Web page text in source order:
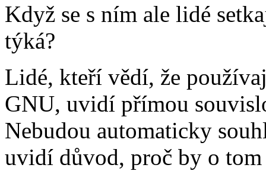
Když se s ním ale lidé
týká?
Lidé, kteří vědí, že
GNU, uvidí přímou
Nebudou automaticky
uvidí důvod, proč by o